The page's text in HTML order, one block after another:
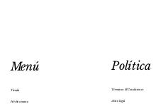
Menú
Tienda
Hecho a mano
Política
Aviso legal
Términos & Condiciones